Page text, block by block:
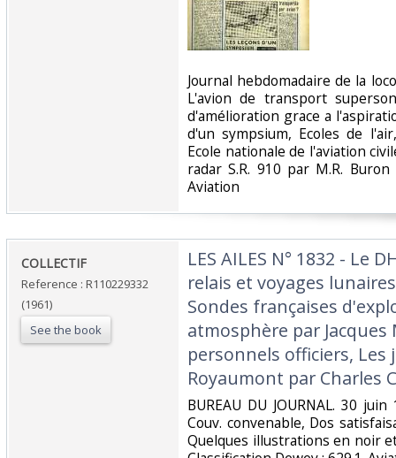
‎Journal hebdomadaire de la
L'avion de transport
d'amélioration grace a
d'un sympsium, Ecoles de
Ecole nationale de l'aviation
radar S.R. 910 par M.R.
Aviation‎
‎COLLECTIF‎
Reference : R110229332
(1961)
See the book
‎LES AILES N° 1832 - Le
relais et voyages
Sondes françaises
atmosphère par Jacques
personnels officiers, Les
Royaumont par Charles
‎BUREAU DU JOURNAL. 30
Couv. convenable, Dos
Quelques illustrations en noir